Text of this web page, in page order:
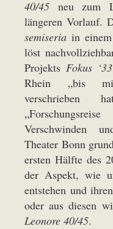
40/45 neu zum
längeren Vorlauf.
semiseria in
löst
Projekts Fokus ‘33
Rhein „bis
verschrieben
Verschwinden
Theater Bonn
ersten Hälfte des
der Aspekt, wie
entstehen und
oder aus diesen
Leonore 40/45.